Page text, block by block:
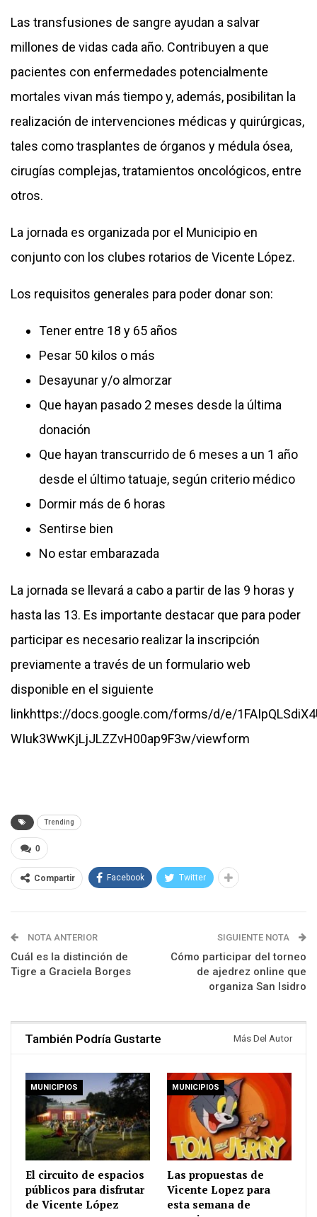
Las transfusiones de sangre ayudan a salvar
millones de vidas cada año. Contribuyen a que
pacientes con enfermedades potencialmente
mortales vivan más tiempo y, además, posibilitan la
realización de intervenciones médicas y quirúrgicas,
tales como trasplantes de órganos y médula ósea,
cirugías complejas, tratamientos oncológicos, entre
otros.
La jornada es organizada por el Municipio en
conjunto con los clubes rotarios de Vicente López.
Los requisitos generales para poder donar son:
Tener entre 18 y 65 años
Pesar 50 kilos o más
Desayunar y/o almorzar
Que hayan pasado 2 meses desde la última
donación
Que hayan transcurrido de 6 meses a un 1 año
desde el último tatuaje, según criterio médico
Dormir más de 6 horas
Sentirse bien
No estar embarazada
La jornada se llevará a cabo a partir de las 9 horas y
hasta las 13. Es importante destacar que para poder
participar es necesario realizar la inscripción
previamente a través de un formulario web
disponible en el siguiente
linkhttps://docs.google.com/forms/d/e/
WIuk3WwKjLjJLZZvH00ap9F3w/viewform
Trending
0
Compartir Facebook Twitter
NOTA ANTERIOR
Cuál es la distinción de
Tigre a Graciela Borges
SIGUIENTE NOTA
Cómo participar del torneo
de ajedrez online que
organiza San Isidro
También Podría Gustarte Más Del Autor
MUNICIPIOS
El circuito de espacios
públicos para disfrutar
de Vicente López
MUNICIPIOS
Las propuestas de
Vicente Lopez para
esta semana de